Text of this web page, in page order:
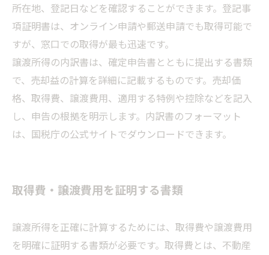
所在地、登記日などを確認することができます。登記事
項証明書は、オンライン申請や郵送申請でも取得可能で
すが、窓口での取得が最も迅速です。
譲渡所得の内訳書は、確定申告書とともに提出する書類
で、売却益の計算を詳細に記載するものです。売却価
格、取得費、譲渡費用、適用する特例や控除などを記入
し、申告の根拠を明示します。内訳書のフォーマット
は、国税庁の公式サイトでダウンロードできます。
取得費・譲渡費用を証明する書類
譲渡所得を正確に計算するためには、取得費や譲渡費用
を明確に証明する書類が必要です。取得費とは、不動産